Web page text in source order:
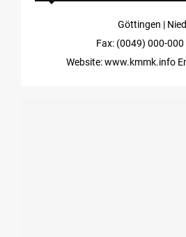
Göttingen |
Fax: (0049) 000-000
Website: www.kmmk.info